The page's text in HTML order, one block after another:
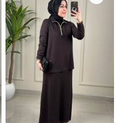
Ürün